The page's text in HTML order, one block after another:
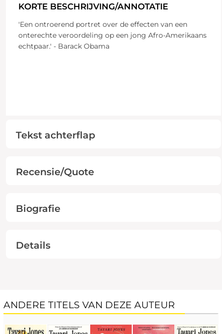
KORTE BESCHRIJVING/ANNOTATIE
'Een ontroerend portret over de effecten van een
onterechte veroordeling op een jong Afro-Amerikaans
echtpaar.' - Barack Obama
Tekst achterflap
Recensie/Quote
Biografie
Details
ANDERE TITELS VAN DEZE AUTEUR